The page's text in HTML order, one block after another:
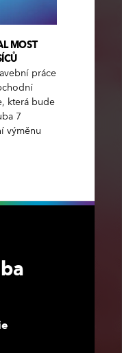
MOST
práce
která bude
7
výměnu